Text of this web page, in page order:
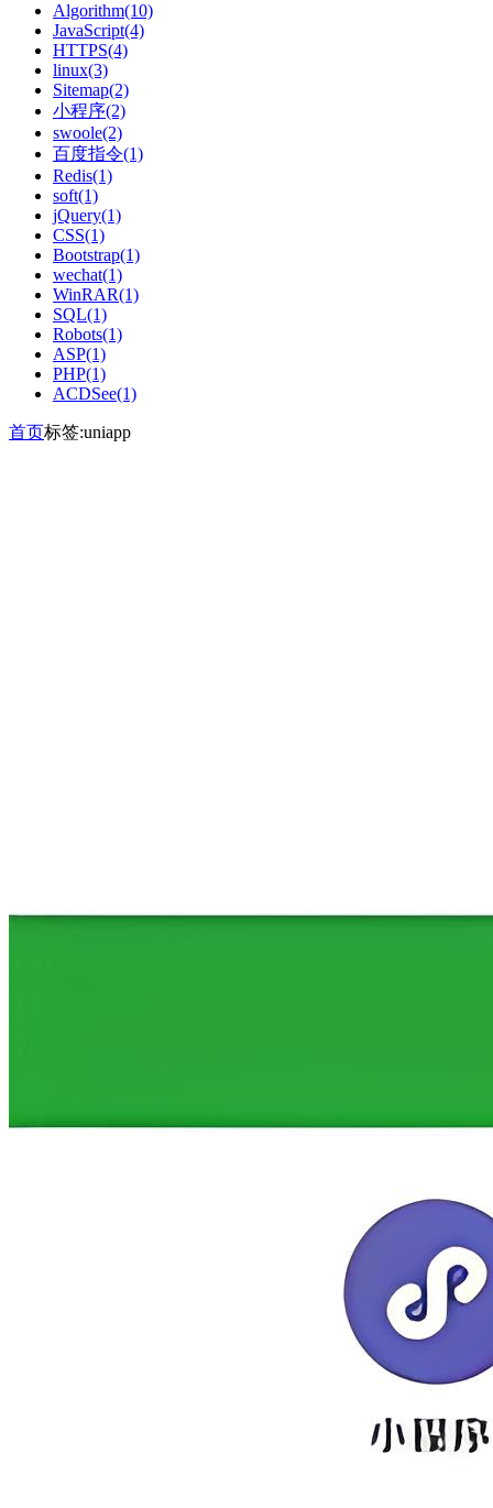
Algorithm(10)
JavaScript(4)
HTTPS(4)
linux(3)
Sitemap(2)
小程序(2)
swoole(2)
百度指令(1)
Redis(1)
soft(1)
jQuery(1)
CSS(1)
Bootstrap(1)
wechat(1)
WinRAR(1)
SQL(1)
Robots(1)
ASP(1)
PHP(1)
ACDSee(1)
首页标签:uniapp